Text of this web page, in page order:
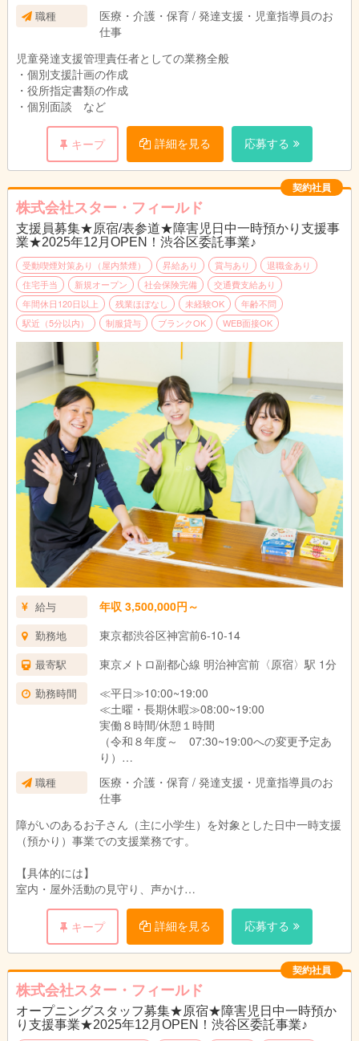
職種
医療・介護・保育 / 発達支援・児童指導員のお
仕事
児童発達支援管理責任者としての業務全般
・個別支援計画の作成
・役所指定書類の作成
・個別面談 など
キープ 詳細を見る 応募する
契約社員
株式会社スター・フィールド
支援員募集★原宿/表参道★障害児日中一時預かり支援事
業★2025年12月OPEN！渋谷区委託事業♪
受動喫煙対策あり（屋内禁煙） 昇給あり 賞与あり
退職金あり
住宅手当
新規オープン 社会保険完備
交通費支給あり
年間休日120日以上
残業ほぼなし 未経験OK
年齢不問
駅近（5分以内）
制服貸与 ブランクOK WEB面接OK
給与 年収 3,500,000円～
勤務地 東京都渋谷区神宮前6-10-14
最寄駅 東京メトロ副都心線 明治神宮前〈原宿〉駅 1分
勤務時間
≪平日≫10:00~19:00
≪土曜・長期休暇≫08:00~19:00
実働８時間/休憩１時間
（令和８年度～ 07:30~19:00への変更予定あ
り）
※シフト勤務
職種
医療・介護・保育 / 発達支援・児童指導員のお
仕事
障がいのあるお子さん（主に小学生）を対象とした日中一時支援
（預かり）事業での支援業務です。
【具体的には】
室内・屋外活動の見守り、声かけ
遊び・創作活動・学習サポート
食事・排泄などの生活支援（介助が必要な場合）
送迎時の添乗
簡単な記録作成（手書き or タブレット）
👉 医療行為・難しい専門対応はありません
👉 チームで動くので「一人で抱える」ことはなし
キープ 詳細を見る 応募する
契約社員
株式会社スター・フィールド
オープニングスタッフ募集★原宿★障害児日中一時預か
り支援事業★2025年12月OPEN！渋谷区委託事業♪